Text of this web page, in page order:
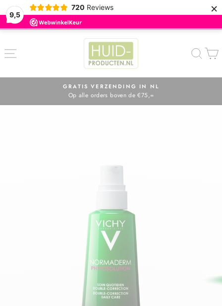
9,5
720 Reviews ×
Diavoorstelling
GRATIS VERZENDING IN NL
Op alle orders boven de €75,=